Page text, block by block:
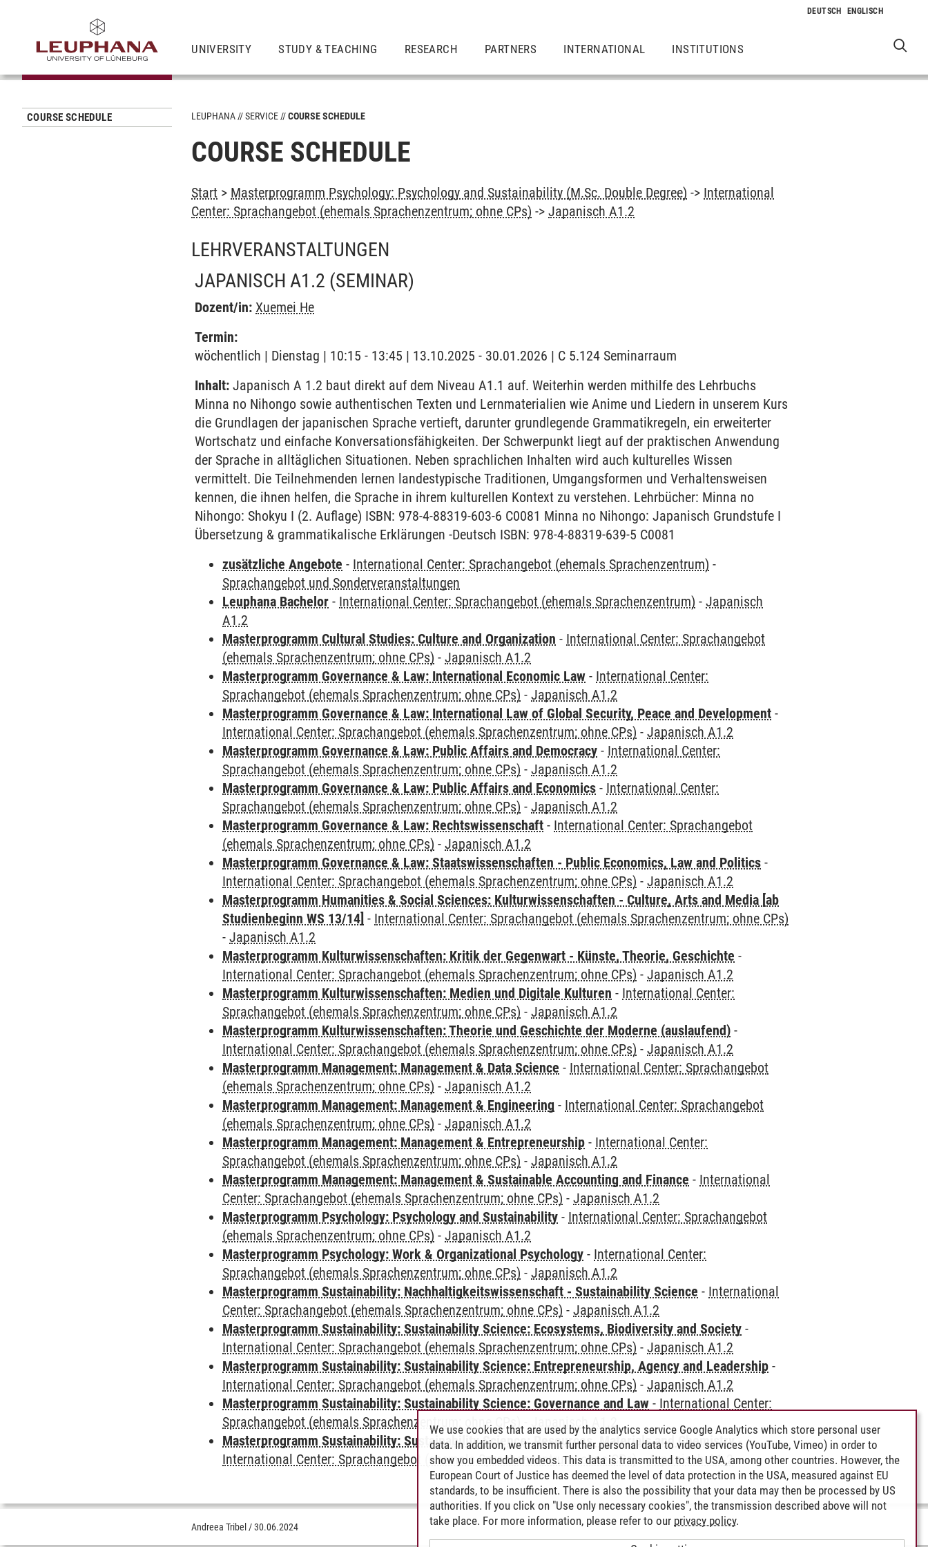
UNIVERSITY STUDY & TEACHING RESEARCH PARTNERS INTERNATIONAL INSTITUTIONS
COURSE SCHEDULE LEUPHANA SERVICE COURSE SCHEDULE
COURSE SCHEDULE
Start > Masterprogramm Psychology: Psychology and Sustainability (M.Sc. Double Degree) -> International
Center: Sprachangebot (ehemals Sprachenzentrum; ohne CPs) ->Japanisch A1.2
LEHRVERANSTALTUNGEN
JAPANISCH A1.2 (SEMINAR)
Dozent/in: Xuemei He
Termin:
wöchentlich | Dienstag | 10:15 - 13:45 | 13.10.2025 - 30.01.2026 | C 5.124 Seminarraum
Inhalt: Japanisch A 1.2 baut direkt auf dem Niveau A1.1 auf. Weiterhin werden mithilfe des Lehrbuchs
Minna no Nihongo sowie authentischen Texten und Lernmaterialien wie Anime und Liedern in unserem Kurs
die Grundlagen der japanischen Sprache vertieft, darunter grundlegende Grammatikregeln, ein erweiterter
Wortschatz und einfache Konversationsfähigkeiten. Der Schwerpunkt liegt auf der praktischen Anwendung
der Sprache in alltäglichen Situationen. Neben sprachlichen Inhalten wird auch kulturelles Wissen
vermittelt. Die Teilnehmenden lernen landestypische Traditionen, Umgangsformen und Verhaltensweisen
kennen, die ihnen helfen, die Sprache in ihrem kulturellen Kontext zu verstehen. Lehrbücher: Minna no
Nihongo: Shokyu I (2. Auflage) ISBN: 978-4-88319-603-6 C0081 Minna no Nihongo: Japanisch Grundstufe I
Übersetzung & grammatikalische Erklärungen -Deutsch ISBN: 978-4-88319-639-5 C0081
zusätzliche Angebote - International Center: Sprachangebot (ehemals Sprachenzentrum) -
Sprachangebot und Sonderveranstaltungen
Leuphana Bachelor - International Center: Sprachangebot (ehemals Sprachenzentrum) -Japanisch
A1.2
Masterprogramm Cultural Studies: Culture and Organization - International Center: Sprachangebot
(ehemals Sprachenzentrum; ohne CPs) -Japanisch A1.2
Masterprogramm Governance & Law: International Economic Law - International Center:
Sprachangebot (ehemals Sprachenzentrum; ohne CPs) -Japanisch A1.2
Masterprogramm Governance & Law: International Law of Global Security, Peace and Development -
International Center: Sprachangebot (ehemals Sprachenzentrum; ohne CPs) -Japanisch A1.2
Masterprogramm Governance & Law: Public Affairs and Democracy - International Center:
Sprachangebot (ehemals Sprachenzentrum; ohne CPs) -Japanisch A1.2
Masterprogramm Governance & Law: Public Affairs and Economics - International Center:
Sprachangebot (ehemals Sprachenzentrum; ohne CPs) -Japanisch A1.2
Masterprogramm Governance & Law: Rechtswissenschaft - International Center: Sprachangebot
(ehemals Sprachenzentrum; ohne CPs) -Japanisch A1.2
Masterprogramm Governance & Law: Staatswissenschaften - Public Economics, Law and Politics -
International Center: Sprachangebot (ehemals Sprachenzentrum; ohne CPs) -Japanisch A1.2
Masterprogramm Humanities & Social Sciences: Kulturwissenschaften - Culture, Arts and Media [ab
Studienbeginn WS 13/14] - International Center: Sprachangebot (ehemals Sprachenzentrum; ohne CPs)
-Japanisch A1.2
Masterprogramm Kulturwissenschaften: Kritik der Gegenwart - Künste, Theorie, Geschichte -
International Center: Sprachangebot (ehemals Sprachenzentrum; ohne CPs) -Japanisch A1.2
Masterprogramm Kulturwissenschaften: Medien und Digitale Kulturen - International Center:
Sprachangebot (ehemals Sprachenzentrum; ohne CPs) -Japanisch A1.2
Masterprogramm Kulturwissenschaften: Theorie und Geschichte der Moderne (auslaufend) -
International Center: Sprachangebot (ehemals Sprachenzentrum; ohne CPs) -Japanisch A1.2
Masterprogramm Management: Management & Data Science - International Center: Sprachangebot
(ehemals Sprachenzentrum; ohne CPs) -Japanisch A1.2
Masterprogramm Management: Management & Engineering - International Center: Sprachangebot
(ehemals Sprachenzentrum; ohne CPs) -Japanisch A1.2
Masterprogramm Management: Management & Entrepreneurship - International Center:
Sprachangebot (ehemals Sprachenzentrum; ohne CPs) -Japanisch A1.2
Masterprogramm Management: Management & Sustainable Accounting and Finance - International
Center: Sprachangebot (ehemals Sprachenzentrum; ohne CPs) -Japanisch A1.2
Masterprogramm Psychology: Psychology and Sustainability - International Center: Sprachangebot
(ehemals Sprachenzentrum; ohne CPs) -Japanisch A1.2
Masterprogramm Psychology: Work & Organizational Psychology - International Center:
Sprachangebot (ehemals Sprachenzentrum; ohne CPs) -Japanisch A1.2
Masterprogramm Sustainability: Nachhaltigkeitswissenschaft - Sustainability Science - International
Center: Sprachangebot (ehemals Sprachenzentrum; ohne CPs) -Japanisch A1.2
Masterprogramm Sustainability: Sustainability Science: Ecosystems, Biodiversity and Society -
International Center: Sprachangebot (ehemals Sprachenzentrum; ohne CPs) -Japanisch A1.2
Masterprogramm Sustainability: Sustainability Science: Entrepreneurship, Agency and Leadership -
International Center: Sprachangebot (ehemals Sprachenzentrum; ohne CPs) -Japanisch A1.2
Masterprogramm Sustainability: Sustainability Science: Governance and Law - International Center:
Sprachangebot (ehemals Sprachenzentrum; ohne CPs) -
Japanisch A1.2
Masterprogramm Sustainability: Sustainability Science: Resources, Materials and Chemistry-
International Center: Sprachangebot (ehemals Sprachenzentrum; ohne CPs)-Japanisch A1.2
Andreea Tribel /30.06.2024
We use cookies that are used by the analytics service Google Analytics which store personal user
data. In addition, we transmit further personal data to video services (YouTube, Vimeo) in order to
show you embedded videos. This data is transmitted to the USA, among other countries. However, the
European Court of Justice has deemed the level of data protection in the USA, measured against EU
standards, to be insufficient. There is also the possibility that your data may then be processed by US
authorities. If you click on "Use only necessary cookies", the transmission described above will not
take place. For more information, please refer to our privacy policy.